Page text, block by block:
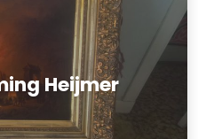
Heijmer